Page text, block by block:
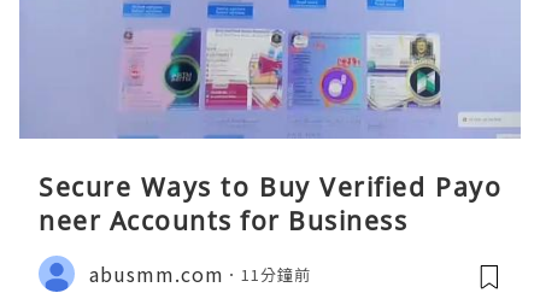
Secure Ways to Buy Verified Payo
neer Accounts for Business
abusmm.com 11分鐘前